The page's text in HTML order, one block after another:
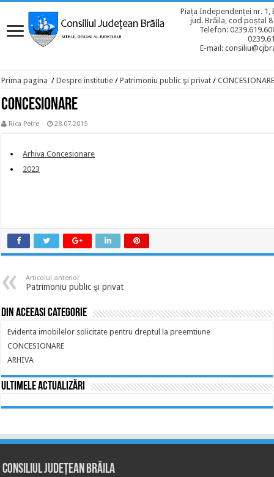
Piața Independenței nr. 1,
jud. Brăila, cod poștal
Telefon:
E-mail:
Prima pagina / Despre institutie / Patrimoniu public şi privat /
CONCESIONARE
Rica Petre 28.07.2015
Arhiva Concesionare
2023
Articolul anterior
Patrimoniu public şi privat
Din aceeasi categorie
Evidenta imobilelor solicitate pentru dreptul la preemtiune
CONCESIONARE
ARHIVA
Ultimele actualizări
Consiliul Județean Brăila